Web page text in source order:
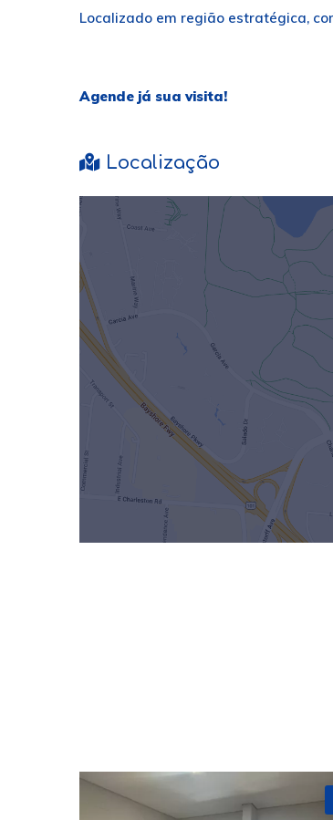
Localizado em região estratégica,
Agende já sua visita!
Localização